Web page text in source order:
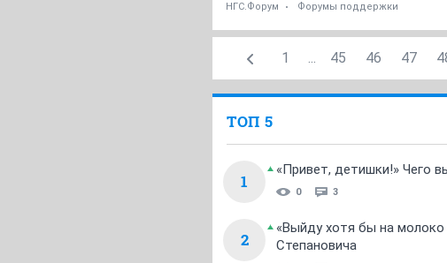
НГС.Форум Форумы поддержки
1 ... 45 46 47
ТОП 5
1
«Привет, детишки!» Чего
0 3
2
«Выйду хотя бы на молоко
Степановича